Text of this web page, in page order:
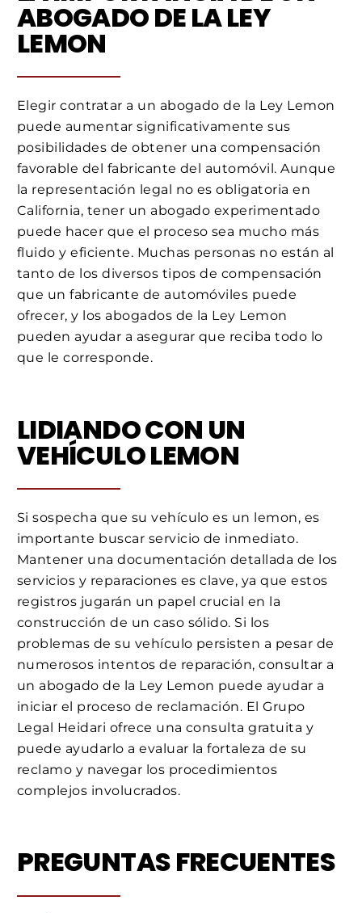
ABOGADO DE LA LEY
LEMON
Elegir contratar a un abogado de la Ley Lemon
puede aumentar significativamente sus
posibilidades de obtener una compensación
favorable del fabricante del automóvil. Aunque
la representación legal no es obligatoria en
California, tener un abogado experimentado
puede hacer que el proceso sea mucho más
fluido y eficiente. Muchas personas no están al
tanto de los diversos tipos de compensación
que un fabricante de automóviles puede
ofrecer, y los abogados de la Ley Lemon
pueden ayudar a asegurar que reciba todo lo
que le corresponde.
LIDIANDO CON UN
VEHÍCULO LEMON
Si sospecha que su vehículo es un lemon, es
importante buscar servicio de inmediato.
Mantener una documentación detallada de los
servicios y reparaciones es clave, ya que estos
registros jugarán un papel crucial en la
construcción de un caso sólido. Si los
problemas de su vehículo persisten a pesar de
numerosos intentos de reparación, consultar a
un abogado de la Ley Lemon puede ayudar a
iniciar el proceso de reclamación. El Grupo
Legal Heidari ofrece una consulta gratuita y
puede ayudarlo a evaluar la fortaleza de su
reclamo y navegar los procedimientos
complejos involucrados.
PREGUNTAS FRECUENTES